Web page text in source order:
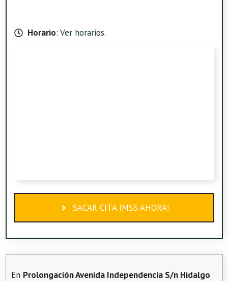
Horario: Ver horarios.
SACAR CITA IMSS AHORA!
En Prolongación Avenida Independencia S/n Hidalgo